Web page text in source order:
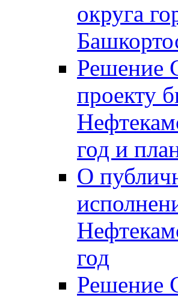
округа
Решение
проекту
год и
О
год
Решение